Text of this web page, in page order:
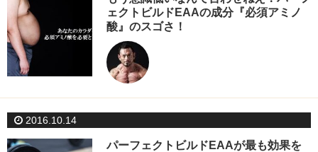
ェクトビルドEAAの成分『必須アミノ
酸』のスゴさ！
2016.10.14
パーフェクトビルドEAAが最も効果を